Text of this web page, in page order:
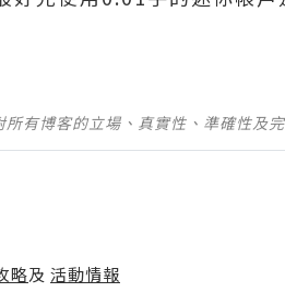
有博客的立場、真實性、準確性及
略及 活動情報